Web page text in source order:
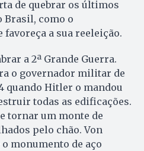
de quebrar os últimos
Brasil, como o
favoreça a sua reeleição.
a 2ª Grande Guerra.
o governador militar de
quando Hitler o mandou
todas as edificações.
tornar um monte de
pelo chão. Von
monumento de aço